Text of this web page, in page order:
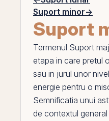
Suport minor→
Suport
Termenul Suport
etapa in care pretul
sau in jurul unor
energie pentru o
Semnificatia unui
de contextul